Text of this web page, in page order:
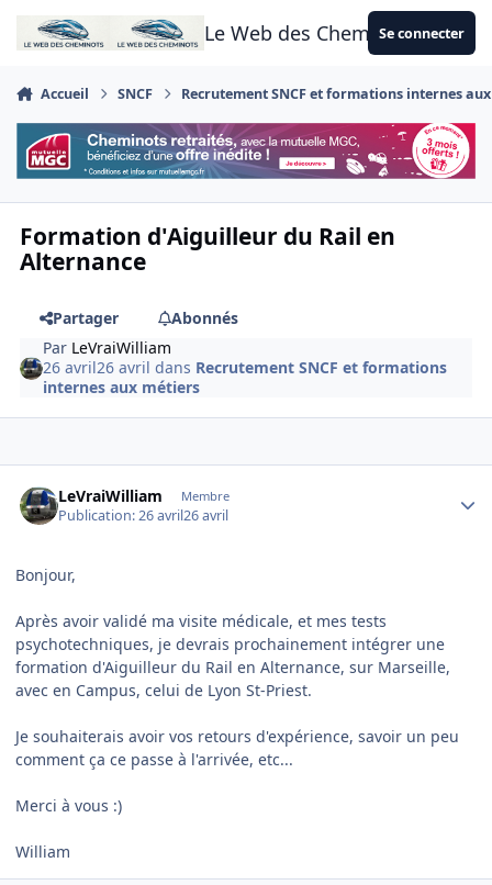
Aller au contenu
Le Web des CheminotsSe connecter
Accueil SNCF Recrutement SNCF et formations internes
Formation d'Aiguilleur du Rail en
Alternance
Partager
Abonnés
Par LeVraiWilliam
26 avril26 avril dans Recrutement SNCF et formations
internes aux métiers
LeVraiWilliam Membre
Publication:26 avril26 avril
Bonjour,
Après avoir validé ma visite médicale, et mes tests
psychotechniques, je devrais prochainement intégrer une
formation d'Aiguilleur du Rail en Alternance, sur Marseille,
avec en Campus, celui de Lyon St-Priest.
Je souhaiterais avoir vos retours d'expérience, savoir un peu
comment ça ce passe à l'arrivée, etc...
Merci à vous :)
William